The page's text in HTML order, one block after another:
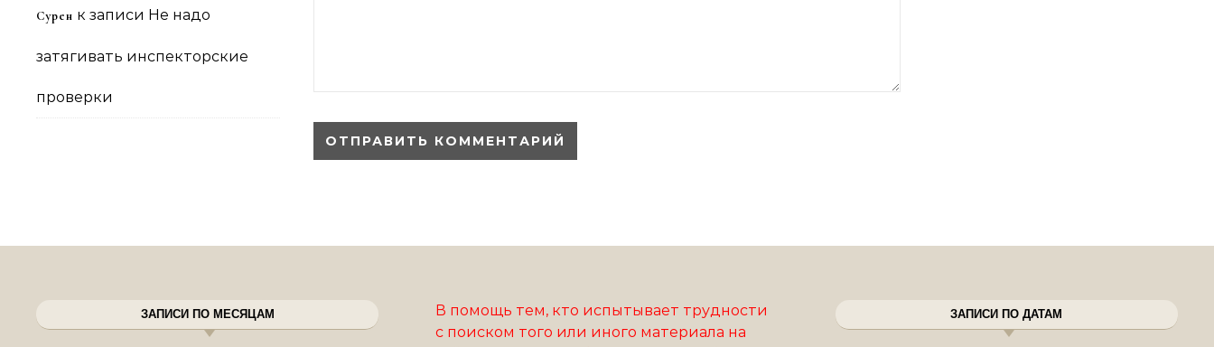
Сурен к записи Не надо
затягивать инспекторские
проверки
ЗАПИСИ ПО МЕСЯЦАМ
В помощь тем, кто испытывает трудности
с поиском того или иного материала на
ЗАПИСИ ПО ДАТАМ